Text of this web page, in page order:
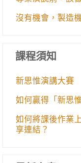
沒有機會，製造
課程須知
新思惟演講大賽
如何贏得「新思
如何將課後作業
享連結？